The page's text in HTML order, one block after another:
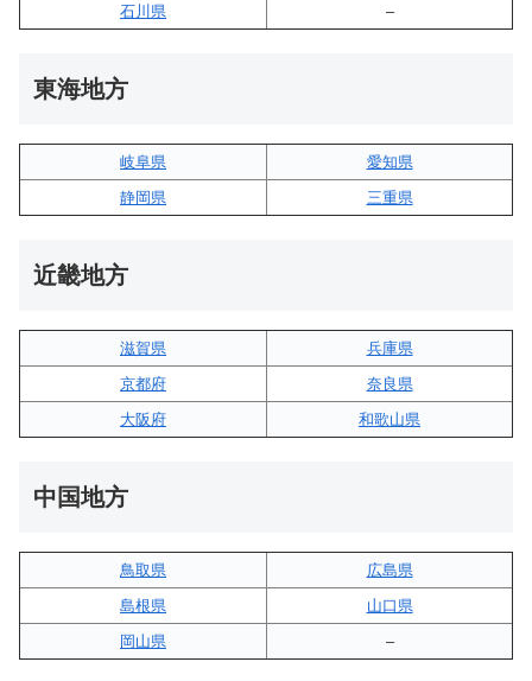
石川県
–
東海地方
岐阜県
愛知県
静岡県
三重県
近畿地方
滋賀県
兵庫県
京都府
奈良県
大阪府
和歌山県
中国地方
鳥取県
広島県
島根県
山口県
岡山県
–